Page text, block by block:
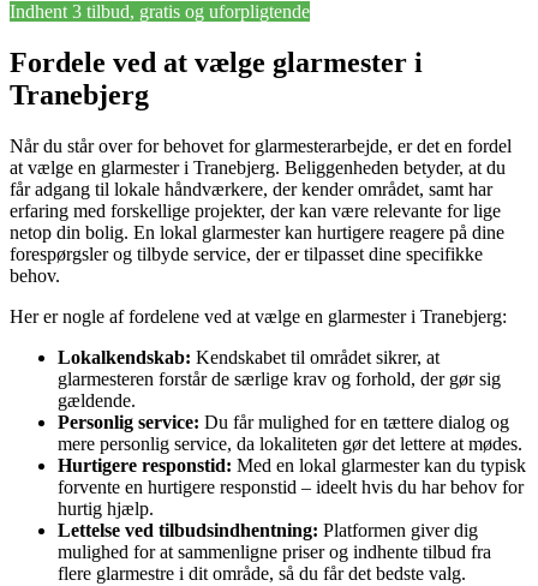
Indhent 3 tilbud, gratis og uforpligtende
Fordele ved at vælge glarmester i
Tranebjerg
Når du står over for behovet for glarmesterarbejde, er det en fordel
at vælge en glarmester i Tranebjerg. Beliggenheden betyder, at du
får adgang til lokale håndværkere, der kender området, samt har
erfaring med forskellige projekter, der kan være relevante for lige
netop din bolig. En lokal glarmester kan hurtigere reagere på dine
forespørgsler og tilbyde service, der er tilpasset dine specifikke
behov.
Her er nogle af fordelene ved at vælge en glarmester i Tranebjerg:
Lokalkendskab: Kendskabet til området sikrer, at
glarmesteren forstår de særlige krav og forhold, der gør sig
gældende.
Personlig service: Du får mulighed for en tættere dialog og
mere personlig service, da lokaliteten gør det lettere at mødes.
Hurtigere responstid: Med en lokal glarmester kan du typisk
forvente en hurtigere responstid – ideelt hvis du har behov for
hurtig hjælp.
Lettelse ved tilbudsindhentning: Platformen giver dig
mulighed for at sammenligne priser og indhente tilbud fra
flere glarmestre i dit område, så du får det bedste valg.